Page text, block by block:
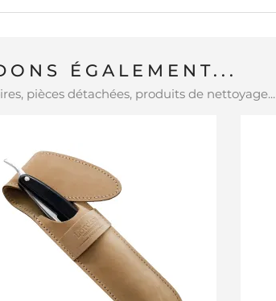
ÉGALEMENT...
pièces détachées, produits de nettoyage...